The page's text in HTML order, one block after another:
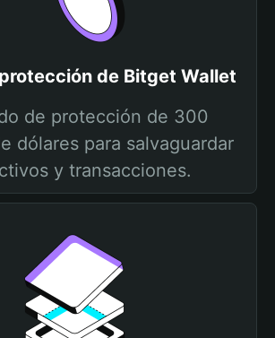
de Bitget Wallet
de protección de 300
dólares para salvaguardar
y transacciones.